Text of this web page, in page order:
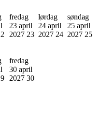
fredag
23 april
2027 23
lørdag
24 april
2027 24
søndag
25 april
2027 25
fredag
30 april
2027 30